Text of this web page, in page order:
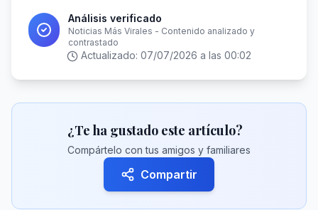
Análisis verificado
Noticias Más Virales - Contenido analizado y
contrastado
Actualizado: 07/07/2026 a las 00:02
¿Te ha gustado este artículo?
Compártelo con tus amigos y familiares
Compartir